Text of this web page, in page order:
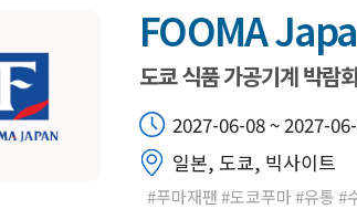
FOOMA
도쿄 식품 가공기계 박람회
2027-06-08 ~ 2027-
일본, 도쿄, 빅사이트
#푸마재팬 #도쿄푸마 #유통 #